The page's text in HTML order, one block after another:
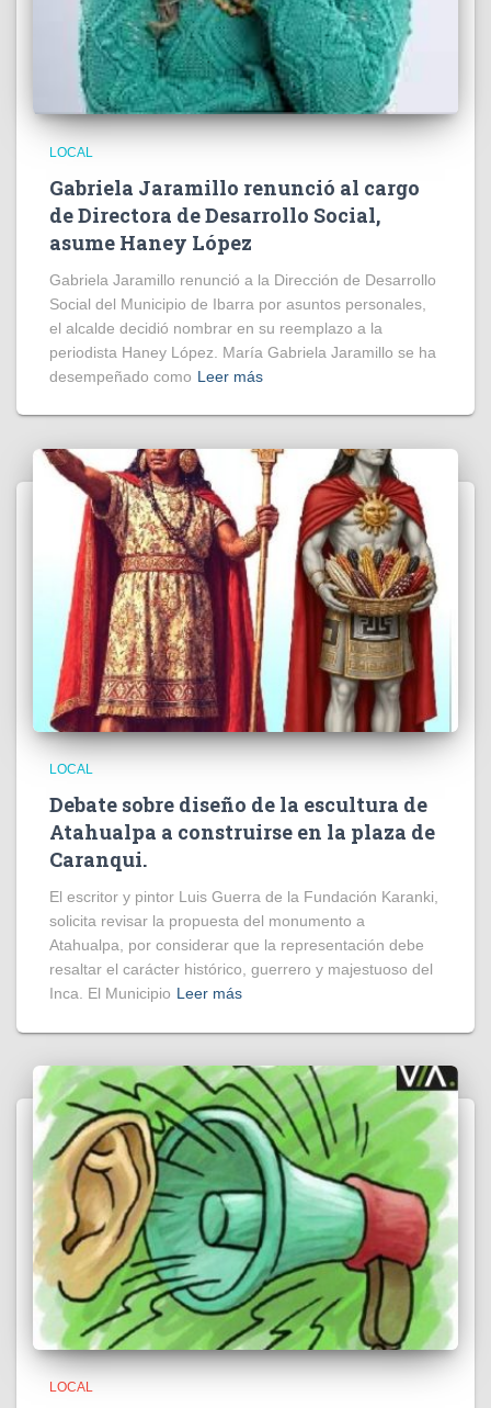
LOCAL
Gabriela Jaramillo renunció al cargo
de Directora de Desarrollo Social,
asume Haney López
Gabriela Jaramillo renunció a la Dirección de Desarrollo
Social del Municipio de Ibarra por asuntos personales,
el alcalde decidió nombrar en su reemplazo a la
periodista Haney López. María Gabriela Jaramillo se ha
desempeñado como Leer más
LOCAL
Debate sobre diseño de la escultura de
Atahualpa a construirse en la plaza de
Caranqui.
El escritor y pintor Luis Guerra de la Fundación Karanki,
solicita revisar la propuesta del monumento a
Atahualpa, por considerar que la representación debe
resaltar el carácter histórico, guerrero y majestuoso del
Inca. El Municipio Leer más
LOCAL